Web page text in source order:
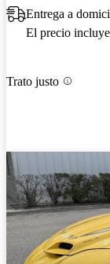
Entrega a
El precio
Trato justo